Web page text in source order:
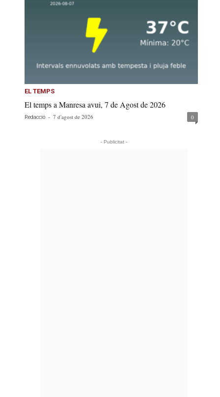
EL TEMPS
El temps a Manresa avui, 7 de Agost de 2026
Redacció - 7 d'agost de 2026 0
- Publicitat -